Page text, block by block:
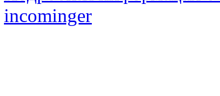
incominger